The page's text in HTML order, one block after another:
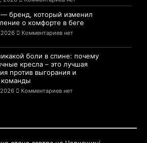
— бренд, который изменил
о комфорте в беге
Комментариев нет
боли в спине: почему
кресла – это лучшая
против выгорания и
команды
Комментариев нет